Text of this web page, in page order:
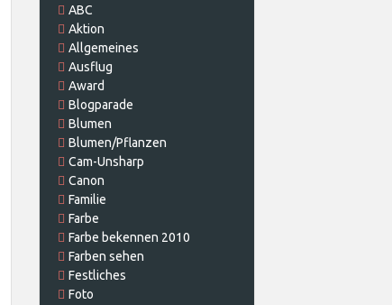
ABC
Aktion
Allgemeines
Ausflug
Award
Blogparade
Blumen
Blumen/Pflanzen
Cam-Unsharp
Canon
Familie
Farbe
Farbe bekennen 2010
Farben sehen
Festliches
Foto